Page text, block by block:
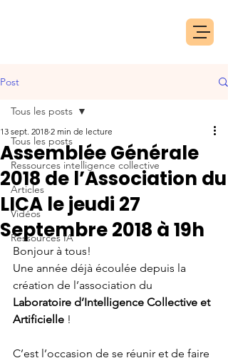
Post
Tous les posts
Ressources intelligence collective
Articles
Vidéos
Ressources IA
Tous les posts
Assemblée Générale
2018 de l’Association du
LICA le jeudi 27
Septembre 2018 à 19h
13 sept. 2018 2 min de lecture
Bonjour à tous!
Une année déjà écoulée depuis la
création de l’association du
Laboratoire d’Intelligence Collective et
Artificielle !
C’est l’occasion de se réunir et de faire